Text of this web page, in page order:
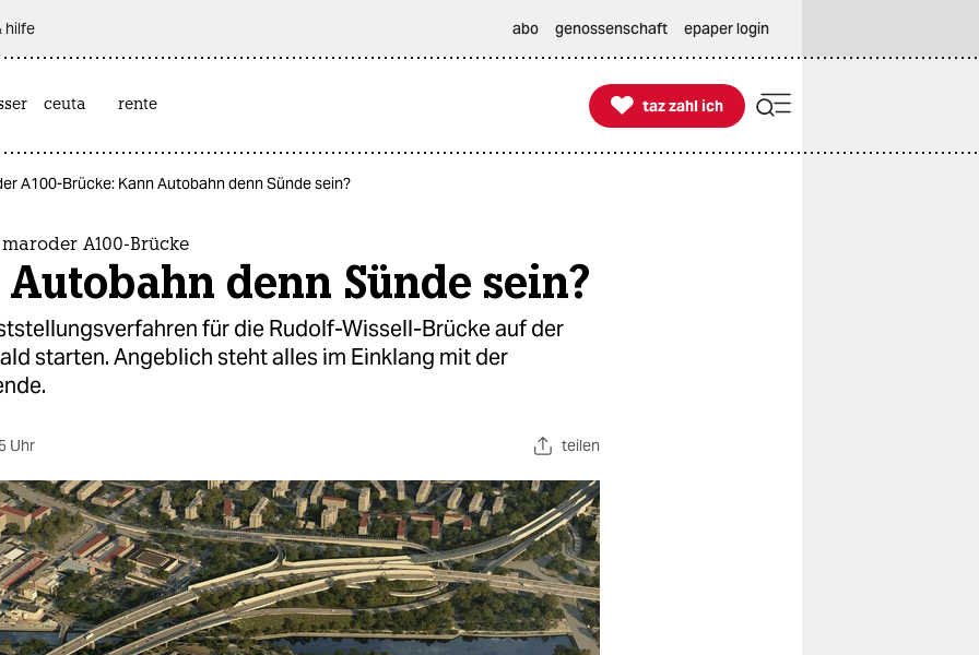
hilfe abo genossenschaft epaper login
ceuta rente 
taz zahl ich
taz zahl ich
A100-Brücke: Kann Autobahn denn Sünde sein?
A100-Brücke
denn Sünde sein?
für die Rudolf-Wissell-Brücke auf der
starten. Angeblich steht alles im Einklang mit der
Uhr teilen